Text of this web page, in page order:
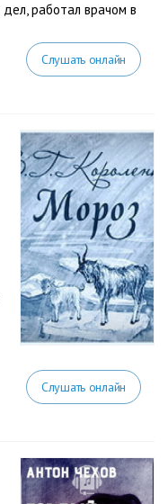
работал врачом в
Слушать онлайн
Слушать онлайн